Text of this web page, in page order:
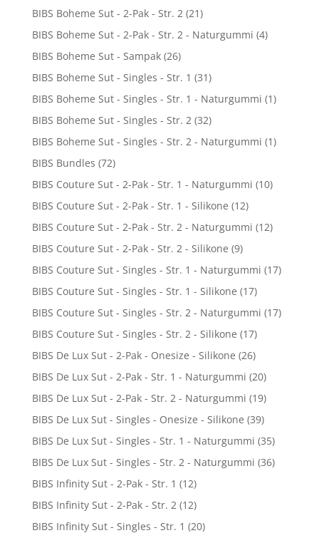
BIBS Boheme Sut - 2-Pak - Str. 2 (21)
BIBS Boheme Sut - 2-Pak - Str. 2 - Naturgummi (4)
BIBS Boheme Sut - Sampak (26)
BIBS Boheme Sut - Singles - Str. 1 (31)
BIBS Boheme Sut - Singles - Str. 1 - Naturgummi (1)
BIBS Boheme Sut - Singles - Str. 2 (32)
BIBS Boheme Sut - Singles - Str. 2 - Naturgummi (1)
BIBS Bundles (72)
BIBS Couture Sut - 2-Pak - Str. 1 - Naturgummi (10)
BIBS Couture Sut - 2-Pak - Str. 1 - Silikone (12)
BIBS Couture Sut - 2-Pak - Str. 2 - Naturgummi (12)
BIBS Couture Sut - 2-Pak - Str. 2 - Silikone (9)
BIBS Couture Sut - Singles - Str. 1 - Naturgummi (17)
BIBS Couture Sut - Singles - Str. 1 - Silikone (17)
BIBS Couture Sut - Singles - Str. 2 - Naturgummi (17)
BIBS Couture Sut - Singles - Str. 2 - Silikone (17)
BIBS De Lux Sut - 2-Pak - Onesize - Silikone (26)
BIBS De Lux Sut - 2-Pak - Str. 1 - Naturgummi (20)
BIBS De Lux Sut - 2-Pak - Str. 2 - Naturgummi (19)
BIBS De Lux Sut - Singles - Onesize - Silikone (39)
BIBS De Lux Sut - Singles - Str. 1 - Naturgummi (35)
BIBS De Lux Sut - Singles - Str. 2 - Naturgummi (36)
BIBS Infinity Sut - 2-Pak - Str. 1 (12)
BIBS Infinity Sut - 2-Pak - Str. 2 (12)
BIBS Infinity Sut - Singles - Str. 1 (20)